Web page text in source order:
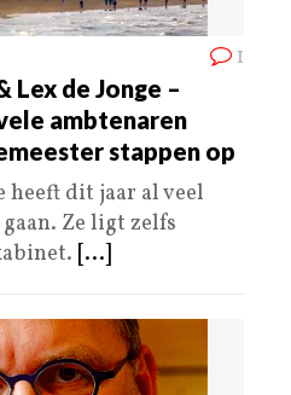
1
Lex de Jonge –
ambtenaren
stappen op
heeft dit jaar al veel
Ze ligt zelfs
[...]